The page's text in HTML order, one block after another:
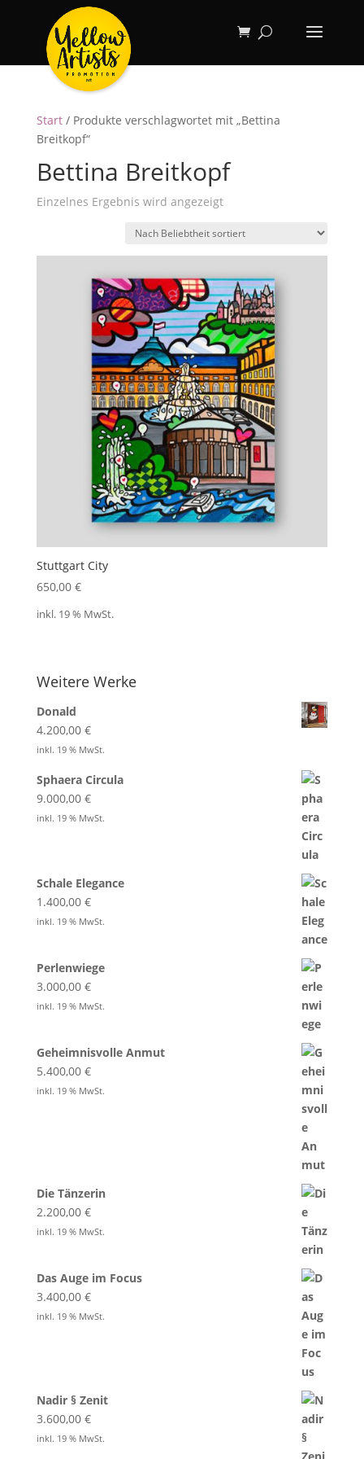
Start/ Produkte verschlagwortet mit „Bettina
Breitkopf“
Bettina Breitkopf
Einzelnes Ergebnis wird angezeigt
Stuttgart City
650,00 €
inkl. 19 % MwSt.
Weitere Werke
Donald
4.200,00 €
inkl. 19 % MwSt.
Sphaera Circula
9.000,00 €
inkl. 19 % MwSt.
Schale Elegance
1.400,00 €
inkl. 19 % MwSt.
Perlenwiege
3.000,00 €
inkl. 19 % MwSt.
Geheimnisvolle Anmut
5.400,00 €
inkl. 19 % MwSt.
Die Tänzerin
2.200,00 €
inkl. 19 % MwSt.
Das Auge im Focus
3.400,00 €
inkl. 19 % MwSt.
Nadir § Zenit
3.600,00 €
inkl. 19 % MwSt.